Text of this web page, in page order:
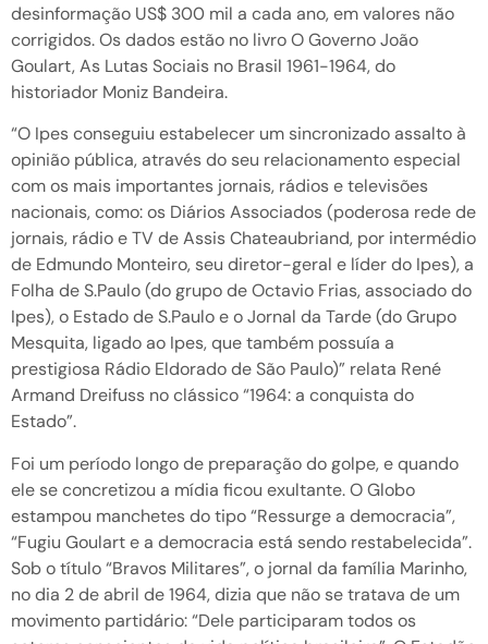
desinformação US$ 300 mil a cada ano, em valores não
corrigidos. Os dados estão no livro O Governo João
Goulart, As Lutas Sociais no Brasil 1961-1964, do
historiador Moniz Bandeira.
“O Ipes conseguiu estabelecer um sincronizado assalto à
opinião pública, através do seu relacionamento especial
com os mais importantes jornais, rádios e televisões
nacionais, como: os Diários Associados (poderosa rede de
jornais, rádio e TV de Assis Chateaubriand, por intermédio
de Edmundo Monteiro, seu diretor-geral e líder do Ipes), a
Folha de S.Paulo (do grupo de Octavio Frias, associado do
Ipes), o Estado de S.Paulo e o Jornal da Tarde (do Grupo
Mesquita, ligado ao Ipes, que também possuía a
prestigiosa Rádio Eldorado de São Paulo)” relata René
Armand Dreifuss no clássico “1964: a conquista do
Estado”.
Foi um período longo de preparação do golpe, e quando
ele se concretizou a mídia ficou exultante. O Globo
estampou manchetes do tipo “Ressurge a democracia”,
“Fugiu Goulart e a democracia está sendo restabelecida”.
Sob o título “Bravos Militares”, o jornal da família Marinho,
no dia 2 de abril de 1964, dizia que não se tratava de um
movimento partidário: “Dele participaram todos os